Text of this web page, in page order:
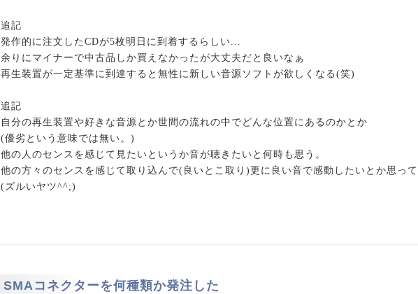
追記
発作的に注文したCDが5枚明日に到着するらしい...
余りにマイナーで中古品しか買えなかったが大丈夫だと良いなぁ
再生装置が一定基準に到達すると無性に新しい音源ソフトが欲しくなる(笑)
追記
自分の再生装置や好きな音源とか世間の流れの中でどんな位置にあるのかとか
(優劣という意味では無い。)
他の人のセンスを感じて見たいというか音が聴きたいと何時も思う。
他の方々のセンスを感じて取り込んで(良いとこ取り)更に良い音で感動したいとか思っ
(ズルいヤツ^^;)
SMAコネクターを何種類か発注した